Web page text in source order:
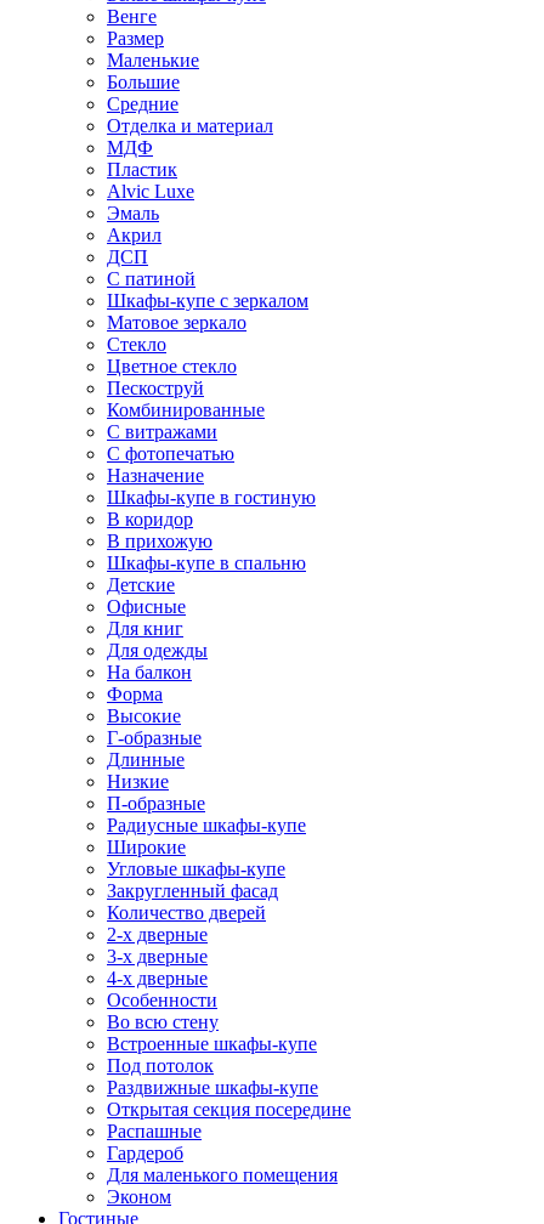
Венге
Размер
Маленькие
Большие
Средние
Отделка и материал
МДФ
Пластик
Alvic Luxe
Эмаль
Акрил
ДСП
С патиной
Шкафы-купе с зеркалом
Матовое зеркало
Стекло
Цветное стекло
Пескоструй
Комбинированные
С витражами
С фотопечатью
Назначение
Шкафы-купе в гостиную
В коридор
В прихожую
Шкафы-купе в спальню
Детские
Офисные
Для книг
Для одежды
На балкон
Форма
Высокие
Г-образные
Длинные
Низкие
П-образные
Радиусные шкафы-купе
Широкие
Угловые шкафы-купе
Закругленный фасад
Количество дверей
2-х дверные
3-х дверные
4-х дверные
Особенности
Во всю стену
Встроенные шкафы-купе
Под потолок
Раздвижные шкафы-купе
Открытая секция посередине
Распашные
Гардероб
Для маленького помещения
Эконом
Гостиные